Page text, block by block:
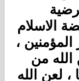
الاسلام
،
الله من
لعن الله